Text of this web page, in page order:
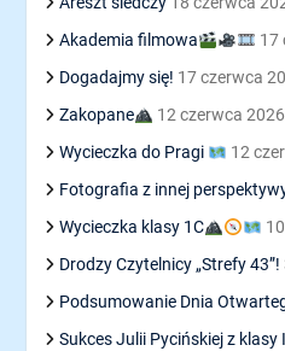
Akademia filmowa
17
Dogadajmy się! 17 czerwca
Zakopane
12 czerwca 2026
Wycieczka do Pragi
12
Fotografia z innej
Wycieczka klasy 1C
Drodzy Czytelnicy „Strefy 43”!
Podsumowanie Dnia
Sukces Julii Pycińskiej z klasy